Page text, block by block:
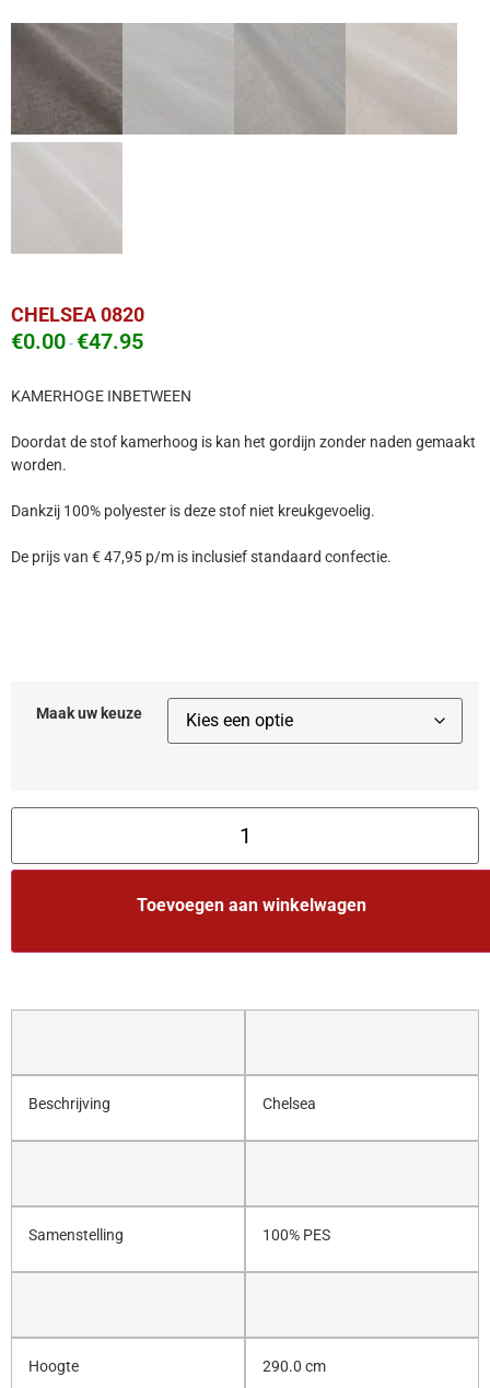
CHELSEA 0820
€0.00-€47.95
KAMERHOGE INBETWEEN
Doordat de stof kamerhoog is kan het gordijn zonder naden gemaakt
worden.
Dankzij 100% polyester is deze stof niet kreukgevoelig.
De prijs van € 47,95 p/m is inclusief standaard confectie.
Maak uw keuze
Toevoegen aan winkelwagen
Beschrijving Chelsea
Samenstelling 100% PES
Hoogte 290.0 cm